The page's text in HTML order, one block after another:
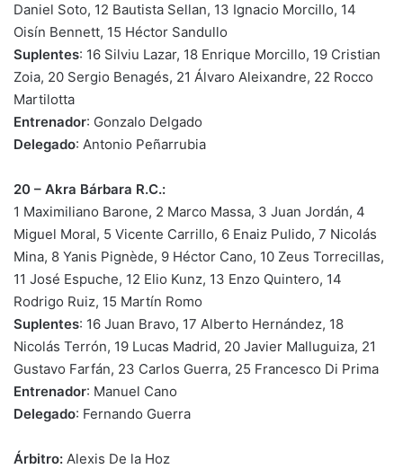
Daniel Soto, 12 Bautista Sellan, 13 Ignacio Morcillo, 14
Oisín Bennett, 15 Héctor Sandullo
Suplentes: 16 Silviu Lazar, 18 Enrique Morcillo, 19 Cristian
Zoia, 20 Sergio Benagés, 21 Álvaro Aleixandre, 22 Rocco
Martilotta
Entrenador: Gonzalo Delgado
Delegado: Antonio Peñarrubia
20 – Akra Bárbara R.C.:
1 Maximiliano Barone, 2 Marco Massa, 3 Juan Jordán, 4
Miguel Moral, 5 Vicente Carrillo, 6 Enaiz Pulido, 7 Nicolás
Mina, 8 Yanis Pignède, 9 Héctor Cano, 10 Zeus Torrecillas,
11 José Espuche, 12 Elio Kunz, 13 Enzo Quintero, 14
Rodrigo Ruiz, 15 Martín Romo
Suplentes: 16 Juan Bravo, 17 Alberto Hernández, 18
Nicolás Terrón, 19 Lucas Madrid, 20 Javier Malluguiza, 21
Gustavo Farfán, 23 Carlos Guerra, 25 Francesco Di Prima
Entrenador: Manuel Cano
Delegado: Fernando Guerra
Árbitro: Alexis De la Hoz